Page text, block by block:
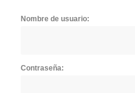
Nombre de usuario:
Contraseña: